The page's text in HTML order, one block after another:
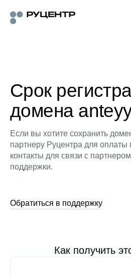
Срок
домена
Если вы хотите сохранить
партнеру Руцентра для оплаты
контакты для связи с
поддержки.
Обратиться в поддержку
Как получить